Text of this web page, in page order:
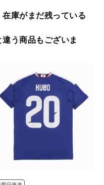
庫がまだ残っている
う商品もございま